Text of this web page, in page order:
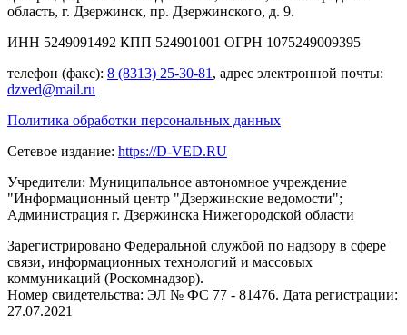
область, г. Дзержинск, пр. Дзержинского, д. 9.
ИНН 5249091492 КПП 524901001 ОГРН 1075249009395
телефон (факс): 8 (8313) 25-30-81 , адрес электронной почты:
dzved@mail.ru
Политика обработки персональных данных
Сетевое издание: https://D-VED.RU
Учредители: Муниципальное автономное учреждение
"Информационный центр "Дзержинские ведомости";
Администрация г. Дзержинска Нижегородской области
Зарегистрировано Федеральной службой по надзору в сфере
связи, информационных технологий и массовых
коммуникаций (Роскомнадзор).
Номер свидетельства: ЭЛ № ФС 77 - 81476. Дата регистрации:
27.07.2021